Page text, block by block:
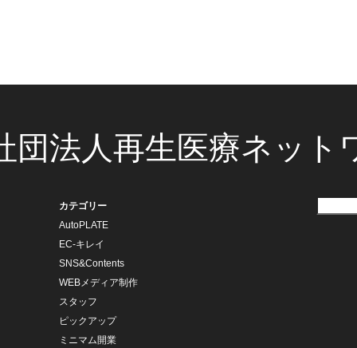
団法人再生医療ネット
カテゴリー
AutoPLATE
EC-キレイ
SNS&Contents
WEBメディア制作
スタッフ
ピックアップ
ミニマム開業